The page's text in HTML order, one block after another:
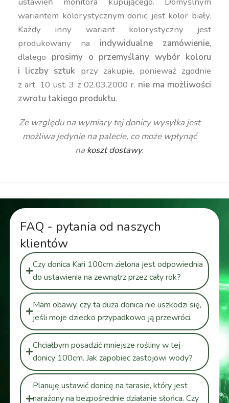
wariantem kolorystycznym donic jest kolor biały.
Każdy inny wariant kolorystyczny jest
produkowany na indywidualne zamówienie,
dlatego prosimy o przemyślany wybór koloru
i liczby sztuk przy zakupie, ponieważ zgodnie
z art. 10 ust. 3 z 02.03.2000 r. nie ma możliwości
zwrotu takiego produktu.
Ze względu na wymiary tej donicy wysyłka jest
możliwa jedynie na palecie, co może wpłynąć
na koszt dostawy.
FAQ - pytania od naszych
klientów
Czy donica Kari 100cm zielona jest odpowiednia
do ustawienia na zewnątrz przez cały rok?
Mam obawy, czy ta duża donica nie uszkodzi się,
jeśli moje dziecko przypadkowo ją przewróci.
Chciałbym posadzić mniejsze rośliny w tej
donicy 100cm. Jak zapobiec zastojowi wody?
Planuję ustawić donicę na tarasie, który jest
narażony na bezpośrednie działanie słońca. Czy